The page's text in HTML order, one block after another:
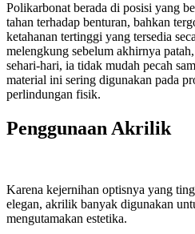
Polikarbonat berada di posisi yang
tahan terhadap benturan, bahkan
ketahanan tertinggi yang tersedia
melengkung sebelum akhirnya
sehari-hari, ia tidak mudah pecah
material ini sering digunakan pada
perlindungan fisik.
Penggunaan Akrilik
Karena kejernihan optisnya yang
elegan, akrilik banyak digunakan
mengutamakan estetika.